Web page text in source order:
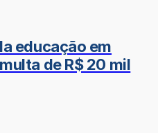
educação em
de R$ 20 mil